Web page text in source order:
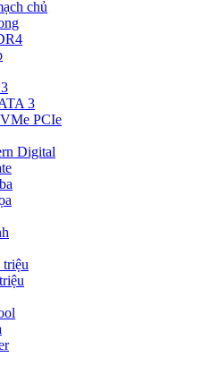
chủ
3
PCIe
Digital
triệu